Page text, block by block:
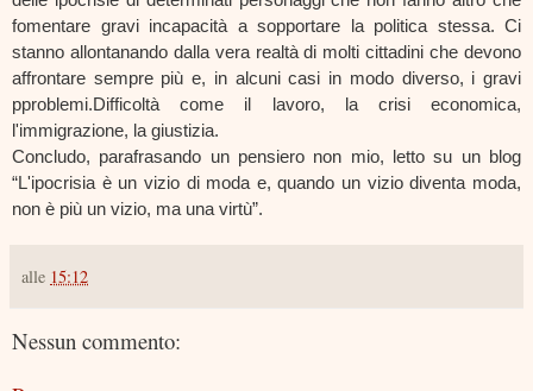
fomentare gravi incapacità a sopportare la politica stessa. Ci
stanno allontanando dalla vera realtà di molti cittadini che devono
affrontare sempre più e, in alcuni casi in modo diverso, i gravi
pproblemi.Difficoltà come il lavoro, la crisi economica,
l'immigrazione, la giustizia.
Concludo, parafrasando un pensiero non mio, letto su un blog
“L'ipocrisia è un vizio di moda e, quando un vizio diventa moda,
non è più un vizio, ma una virtù”.
alle 15:12
Nessun commento: